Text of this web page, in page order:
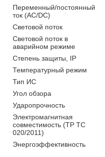
Переменный/постоянный
ток (AC/DC)
Световой поток
Световой поток в
аварийном режиме
Степень защиты, IP
Температурный режим
Тип ИС
Угол обзора
Ударопрочность
Электромагнитная
совместимость (ТР ТС
020/2011)
Энергоэффективность